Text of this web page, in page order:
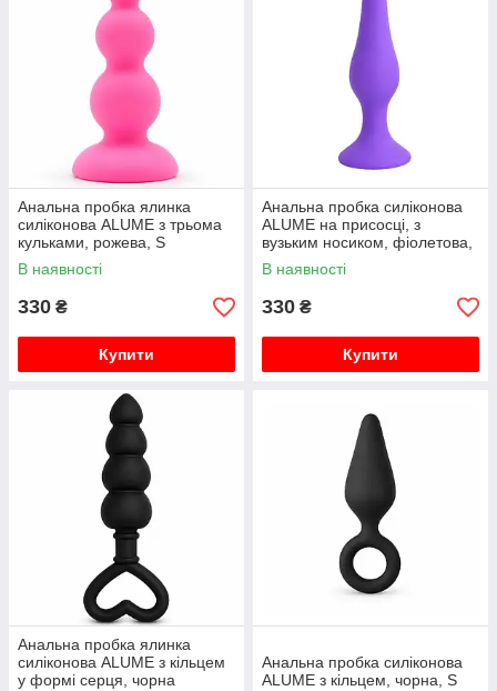
Анальна пробка ялинка
силіконова ALUME з трьома
кульками, рожева, S
В наявності
330 ₴
Купити
Анальна пробка силіконова
ALUME на присосці, з
вузьким носиком, фіолетова,
M
В наявності
330 ₴
Купити
Анальна пробка ялинка
силіконова ALUME з кільцем
у формі серця, чорна
Анальна пробка силіконова
ALUME з кільцем, чорна, S